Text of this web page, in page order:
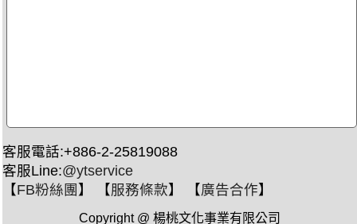
客服電話:+886-2-25819088
客服Line:@ytservice
【FB粉絲團 】 【服務條款】 【廣告合作】
Copyright @ 楊桃文化事業有限公司